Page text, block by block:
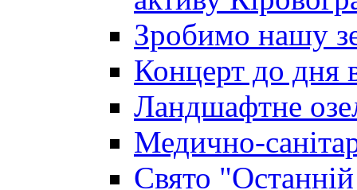
Зробимо нашу
Концерт до дня
Ландшафтне
Медично-
Свято